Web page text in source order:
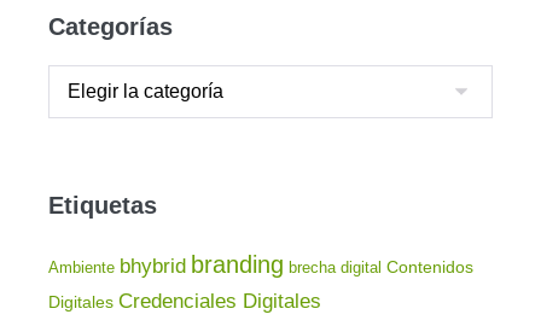
Categorías
Etiquetas
Ambiente bhybrid branding brecha digital Contenidos
Digitales Credenciales Digitales